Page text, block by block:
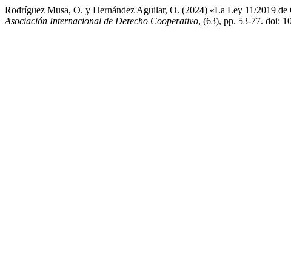
Rodríguez Musa, O. y Hernández Aguilar, O. (2024) «La Ley 11/2019 de
Asociación Internacional de Derecho Cooperativo, (63), pp. 53-77. doi: